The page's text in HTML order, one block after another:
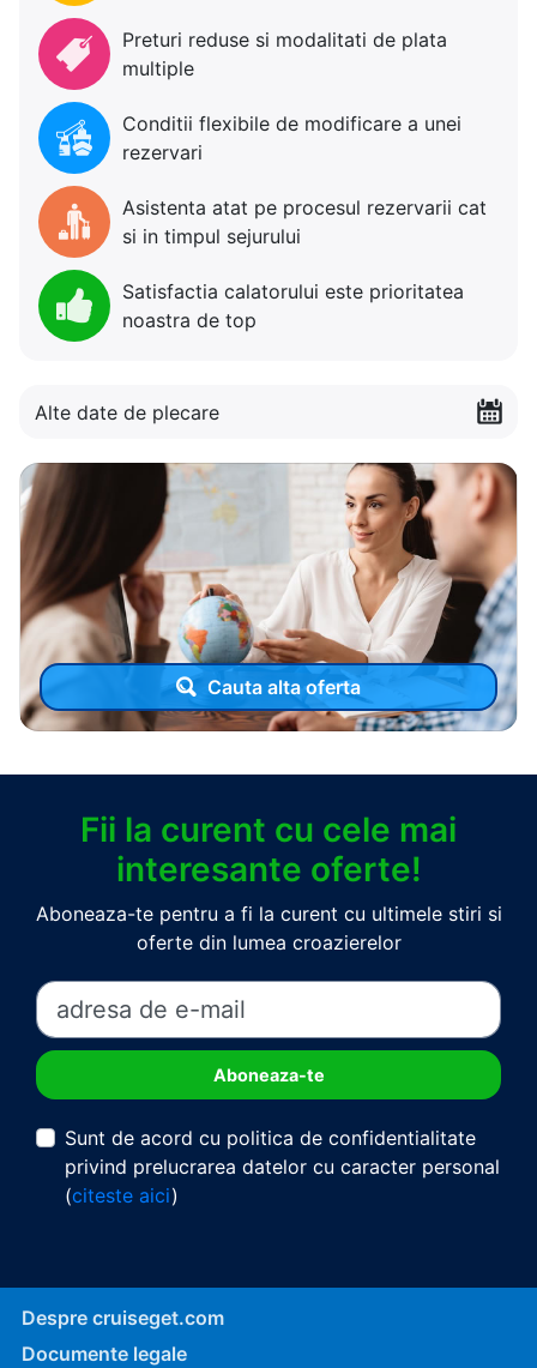
Preturi reduse si modalitati de plata
multiple
Conditii flexibile de modificare a unei
rezervari
Asistenta atat pe procesul rezervarii cat
si in timpul sejurului
Satisfactia calatorului este prioritatea
noastra de top
Alte date de plecare
Cauta alta oferta
Fii la curent cu cele mai
interesante oferte!
Aboneaza-te pentru a fi la curent cu ultimele stiri si
oferte din lumea croazierelor
Sunt de acord cu politica de confidentialitate
privind prelucrarea datelor cu caracter personal
(citeste aici)
Despre cruiseget.com
Documente legale